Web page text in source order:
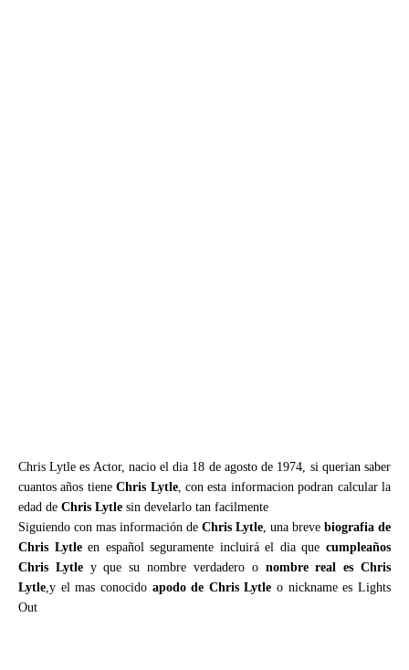
Chris Lytle es Actor, nacio el dia 18 de agosto de 1974, si querian saber
cuantos años tieneChris Lytle, con esta informacion podran calcular la
edad de Chris Lytle sin develarlo tan facilmente
Siguiendo con mas información de Chris Lytle, una breve biografia de
Chris Lytleen español seguramente incluirá el dia quecumpleaños
Chris Lytley que su nombre verdadero o nombre real es Chris
Lytle,y el mas conocido apodo de Chris Lytle o nickname es Lights
Out